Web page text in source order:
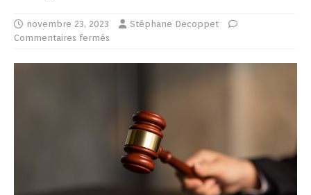
novembre 23, 2023
Stéphane Decoppet
Commentaires fermés